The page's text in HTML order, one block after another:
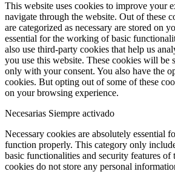
This website uses cookies to improve your
navigate through the website. Out of these
are categorized as necessary are stored on
essential for the working of basic
also use third-party cookies that help us
you use this website. These cookies will be
only with your consent. You also have the
cookies. But opting out of some of these
on your browsing experience.
Necesarias Siempre activado
Necessary cookies are absolutely essential
function properly. This category only
basic functionalities and security features of
cookies do not store any personal